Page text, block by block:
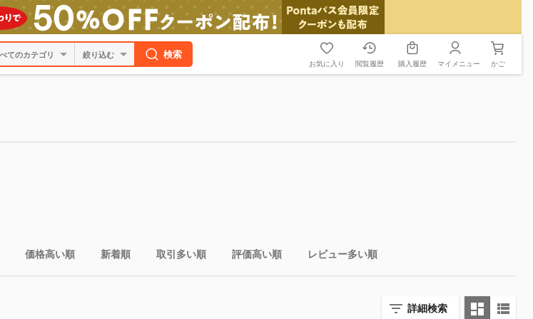
絞り込む 検索
お気に入り 閲覧履歴 購入履歴 マイメニュー かご
価格高い順 新着順 取引多い順 評価高い順 レビュー多い順
詳細検索